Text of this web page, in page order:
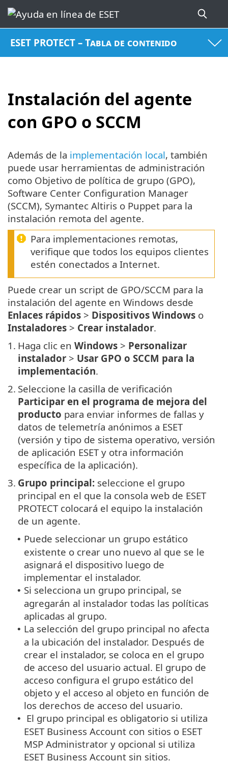
ESET PROTECT – Tabla de contenido
Instalación del agente
con GPO o SCCM
Además de la implementación local, también
puede usar herramientas de administración
como Objetivo de política de grupo (GPO),
Software Center Configuration Manager
(SCCM), Symantec Altiris o Puppet para la
instalación remota del agente.
Para implementaciones remotas,
verifique que todos los equipos clientes
estén conectados a Internet.
Puede crear un script de GPO/SCCM para la
instalación del agente en Windows desde
Enlaces rápidos > Dispositivos Windows o
Instaladores > Crear instalador.
1. Haga clic en Windows > Personalizar
instalador > Usar GPO o SCCM para la
implementación.
2. Seleccione la casilla de verificación
Participar en el programa de mejora del
producto para enviar informes de fallas y
datos de telemetría anónimos a ESET
(versión y tipo de sistema operativo, versión
de aplicación ESET y otra información
específica de la aplicación).
3. Grupo principal: seleccione el grupo
principal en el que la consola web de ESET
PROTECT colocará el equipo la instalación
de un agente.
• Puede seleccionar un grupo estático
existente o crear uno nuevo al que se le
asignará el dispositivo luego de
implementar el instalador.
• Si selecciona un grupo principal, se
agregarán al instalador todas las políticas
aplicadas al grupo.
• La selección del grupo principal no afecta
a la ubicación del instalador. Después de
crear el instalador, se coloca en el grupo
de acceso del usuario actual. El grupo de
acceso configura el grupo estático del
objeto y el acceso al objeto en función de
los derechos de acceso del usuario.
•
El grupo principal es obligatorio si utiliza
ESET Business Account con sitios o ESET
MSP Administrator y opcional si utiliza
ESET Business Account sin sitios.